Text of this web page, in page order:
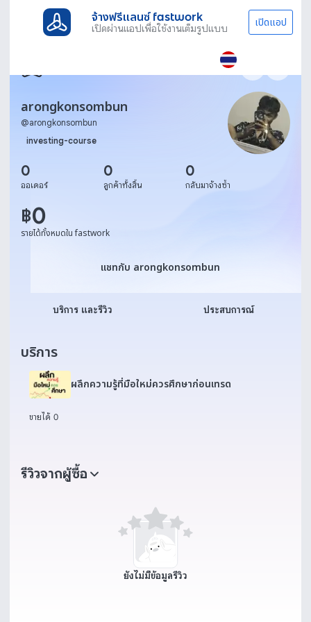
จ้างฟรีแลนซ์ fastwork
เปิดผ่านแอปเพื่อใช้งานเต็มรูปแบบ เปิดแอป
arongkonsombun
@arongkonsombun
investing-course
0
ออเดอร์
0
ลูกค้าทั้งสิ้น
0
กลับมาจ้างซ้ำ
฿0
รายได้ทั้งหมดใน fastwork
แชทกับ arongkonsombun
แชทกับ arongkonsombun
บริการ และรีวิว ประสบการณ์
บริการ
ผลึกความรู้ที่มือใหม่ควรศึกษาก่อนเทรด
ขายได้ 0
รีวิวจากผู้ซื้อ
ยังไม่มีข้อมูลรีวิว